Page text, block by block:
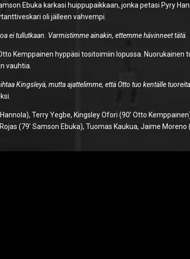
Ebuka karkasi huippupaikkaan, jonka petasi Pyry
oli jälleen vahvempi.
ei tullutkaan. Varmistimme ainakin, ettemme hävinneet tätä.
Kemppainen hyppäsi tositoimiin lopussa. Nuorukainen
vauhtia.
Kingsleyä, mutta ajattelimme, että Otto tuo kentälle
Terry Yegbe, Kingsley Ofori (90’ Otto
(79’ Samson Ebuka), Tuomas Kaukua, Jaime Moreno